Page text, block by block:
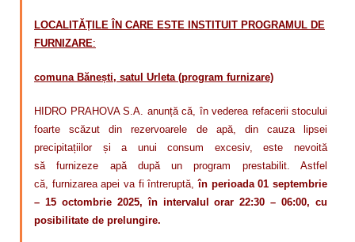
LOCALITĂȚILE ÎN CARE ESTE INSTITUIT PROGRAMUL DE
FURNIZARE:
comuna Bănești, satul Urleta (program furnizare)
HIDRO PRAHOVA S.A. anunță că, în vederea refacerii stocului
foarte scăzut din rezervoarele de apă, din cauza lipsei
precipitațiilor și a unui consum excesiv,este nevoită
săfurnizeze apă după un program prestabilit. Astfel
că, furnizarea apei va fi întreruptă,în perioada 01 septembrie
– 15 octombrie 2025, în intervalul orar 22:30 – 06:00, cu
posibilitate de prelungire.